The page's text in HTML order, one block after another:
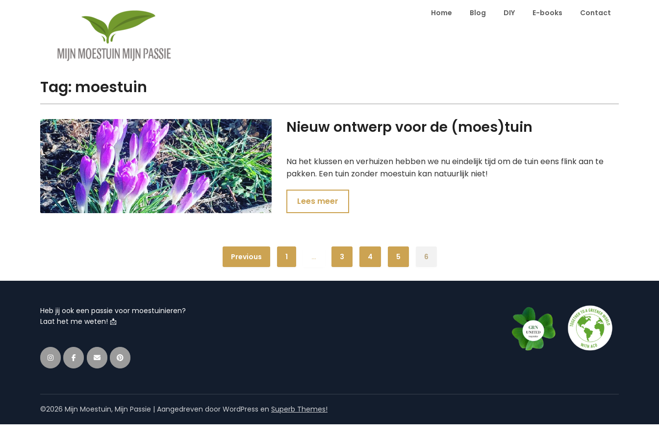
Home Blog DIY E-books Contact
Tag: moestuin
Nieuw ontwerp voor de (moes)tuin
Na het klussen en verhuizen hebben we nu eindelijk tijd om de tuin eens flink aan te
pakken. Een tuin zonder moestuin kan natuurlijk niet!
Lees meer
Previous 1 … 3 4 5 6
Heb jij ook een passie voor moestuinieren?
Laat het me weten! 📩
©2026 Mijn Moestuin, Mijn Passie | Aangedreven door WordPress en Superb Themes!